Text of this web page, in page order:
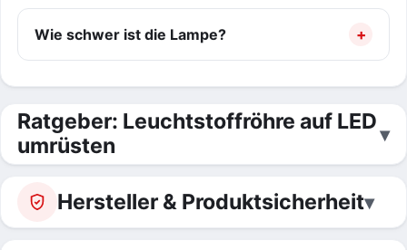
Wie schwer ist die Lampe?
Ratgeber: Leuchtstoffröhre auf LED
umrüsten
Hersteller & Produktsicherheit